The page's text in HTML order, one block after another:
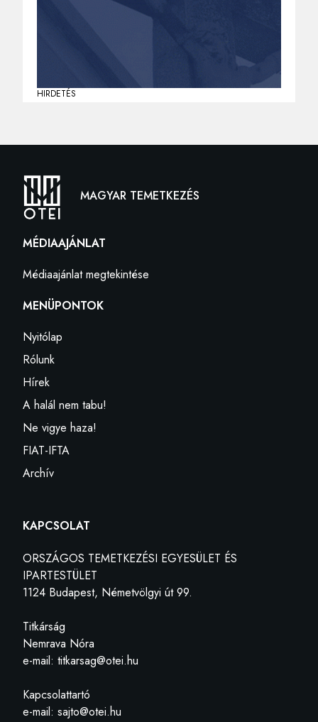
HIRDETÉS
MAGYAR TEMETKEZÉS
MÉDIAAJÁNLAT
Médiaajánlat megtekintése
MENÜPONTOK
Nyitólap
Rólunk
Hírek
A halál nem tabu!
Ne vigye haza!
FIAT-IFTA
Archív
KAPCSOLAT
ORSZÁGOS TEMETKEZÉSI EGYESÜLET ÉS
IPARTESTÜLET
1124 Budapest, Németvölgyi út 99.
Titkárság
Nemrava Nóra
e-mail: titkarsag@otei.hu
Kapcsolattartó
e-mail: sajto@otei.hu